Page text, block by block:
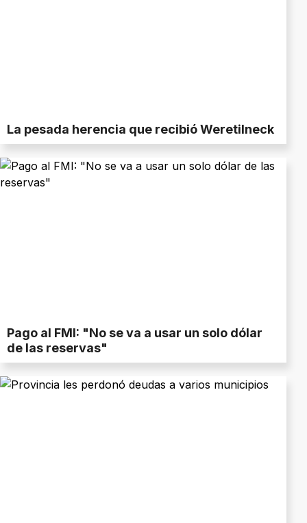
La pesada herencia que recibió Weretilneck
Pago al FMI: "No se va a usar un solo dólar
de las reservas"